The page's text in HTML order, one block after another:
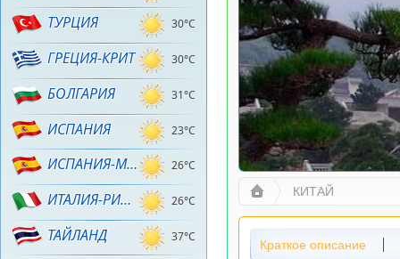
30°C
ТУРЦИЯ
30°C
ГРЕЦИЯ-КРИТ
31°C
БОЛГАРИЯ
23°C
ИСПАНИЯ
26°C
ИСПАНИЯ-МАЙОРКА
26°C
ИТАЛИЯ-РИМИНИ
37°C
ТАЙЛАНД
КИТАЙ
Краткое описание